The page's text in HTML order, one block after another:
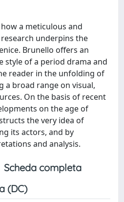
a meticulous and
underpins the
Brunello offers an
style of a period drama and
reader in the unfolding of
a broad range on visual,
On the basis of recent
on the age of
the very idea of
its actors, and by
and analysis.
Scheda completa
(DC)